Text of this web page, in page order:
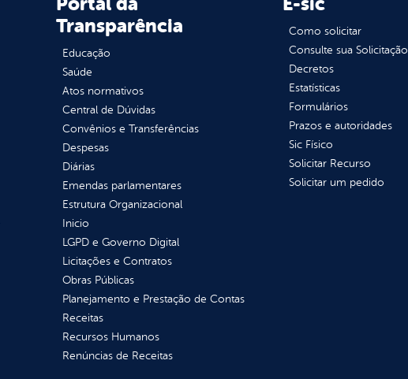
Transparência
Educação
Saúde
Atos normativos
Central de Dúvidas
Convênios e Transferências
Despesas
Diárias
Emendas parlamentares
Estrutura Organizacional
Inicio
LGPD e Governo Digital
Licitações e Contratos
Obras Públicas
Planejamento e Prestação de Contas
Receitas
Recursos Humanos
Renúncias de Receitas
Como solicitar
Consulte sua Solicitação
Decretos
Estatísticas
Formulários
Prazos e autoridades
Sic Físico
Solicitar Recurso
Solicitar um pedido